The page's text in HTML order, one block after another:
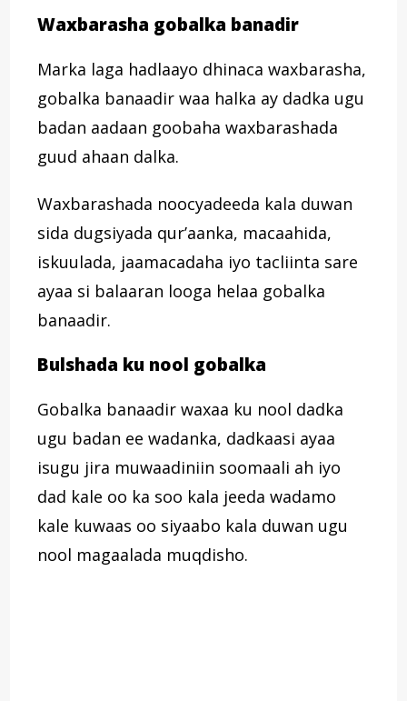
Waxbarasha gobalka banadir
Marka laga hadlaayo dhinaca waxbarasha,
gobalka banaadir waa halka ay dadka ugu
badan aadaan goobaha waxbarashada
guud ahaan dalka.
Waxbarashada noocyadeeda kala duwan
sida dugsiyada qur’aanka, macaahida,
iskuulada, jaamacadaha iyo tacliinta sare
ayaa si balaaran looga helaa gobalka
banaadir.
Bulshada ku nool gobalka
Gobalka banaadir waxaa ku nool dadka
ugu badan ee wadanka, dadkaasi ayaa
isugu jira muwaadiniin soomaali ah iyo
dad kale oo ka soo kala jeeda wadamo
kale kuwaas oo siyaabo kala duwan ugu
nool magaalada muqdisho.